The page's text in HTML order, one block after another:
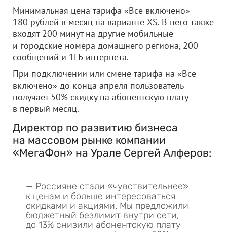
Минимальная цена тарифа «Все включено» —
180 рублей в месяц на варианте ХS. В него также
входят 200 минут на другие мобильные
и городские номера домашнего региона, 200
сообщений и 1ГБ интернета.
При подключении или смене тарифа на «Все
включено» до конца апреля пользователь
получает 50% скидку на абонентскую плату
в первый месяц.
Директор по развитию бизнеса
на массовом рынке компании
«МегаФон» на Урале Сергей Алферов:
— Россияне стали «чувствительнее»
к ценам и больше интересоваться
скидками и акциями. Мы предложили
бюджетный безлимит внутри сети,
до 13% снизили абонентскую плату